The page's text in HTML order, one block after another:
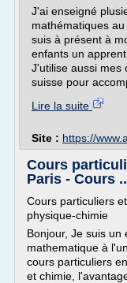
J'ai enseigné
mathématiques
suis à présent à
enfants un
J'utilise aussi mes
suisse pour
Lire la suite
Site : https://
Cours
Paris - Cours
Cours particuliers
physique-chimie
Bonjour, Je suis un
mathematique à
cours particuliers
et chimie,